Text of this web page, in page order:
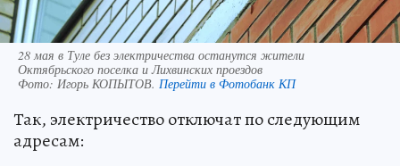
28 мая в Туле без электричества останутся жители
Октябрьского поселка и Лихвинских проездов
Фото: Игорь КОПЫТОВ. Перейти в Фотобанк КП
Так, электричество отключат по следующим
адресам: